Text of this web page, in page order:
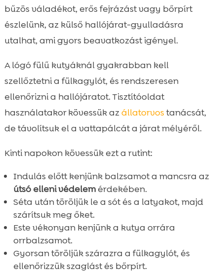
bűzös váladékot, erős fejrázást vagy bőrpírt
észlelünk, az külső hallójárat-gyulladásra
utalhat, ami gyors beavatkozást igényel.
A lógó fülű kutyáknál gyakrabban kell
szellőztetni a fülkagylót, és rendszeresen
ellenőrizni a hallójáratot. Tisztítóoldat
használatakor kövessük azállatorvos tanácsát,
de távolítsuk el a vattapálcát a járat mélyéről.
Kinti napokon kövessük ezt a rutint:
Indulás előtt kenjünk balzsamot a mancsra az
útsó elleni védelemérdekében.
Séta után töröljük le a sót és a latyakot, majd
szárítsuk meg őket.
Este vékonyan kenjünk a kutya orrára
orrbalzsamot.
Gyorsan töröljük szárazra a fülkagylót, és
ellenőrizzük szaglást és bőrpírt.